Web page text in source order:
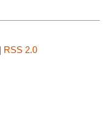
RSS 2.0